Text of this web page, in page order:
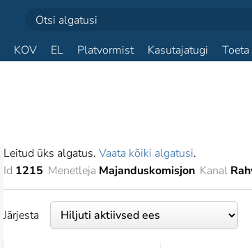
KOV EL Platvormist Kasutajatugi Toeta
Leitud üks algatus. Vaata kõiki algatusi.
Id 1215 Menetleja Majanduskomisjon Kanal
Järjesta